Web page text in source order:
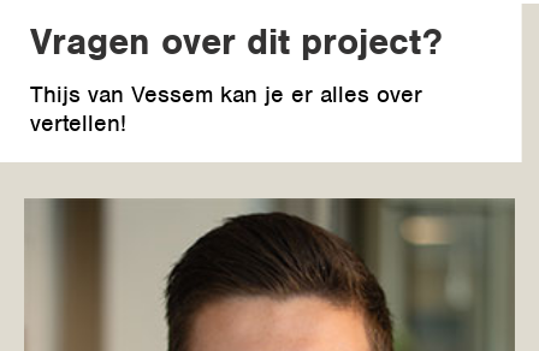
Vragen over dit project?
Thijs van Vessem kan je er alles over
vertellen!